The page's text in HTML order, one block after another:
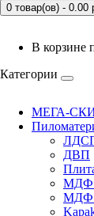
0 товар(ов) - 0.00
В корзине
Категории
МЕГА-
ДВП
МДФ
МДФ